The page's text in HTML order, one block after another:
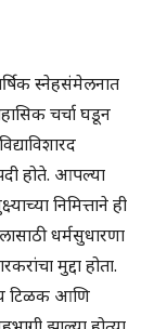
स्नेहसंमेलनात
चर्चा घडून
होते. आपल्या
निमित्ताने ही
धर्मसुधारणा
मुद्दा होता.
टिळक आणि